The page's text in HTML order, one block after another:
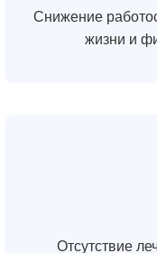
Снижение
жизни и
Отсутствие